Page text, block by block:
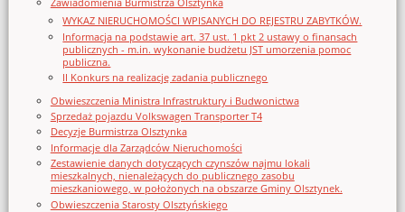
WYKAZ NIERUCHOMOŚCI WPISANYCH DO REJESTRU ZABYTKÓW.
Informacja na podstawie art. 37 ust. 1 pkt 2 ustawy o finansach
publicznych - m.in. wykonanie budżetu JST umorzenia pomoc
publiczna.
II Konkurs na realizację zadania publicznego
Obwieszczenia Ministra Infrastruktury i Budwonictwa
Sprzedaż pojazdu Volkswagen Transporter T4
Decyzje Burmistrza Olsztynka
Informacje dla Zarządców Nieruchomości
Zestawienie danych dotyczących czynszów najmu lokali
mieszkalnych, nienależących do publicznego zasobu
mieszkaniowego, w położonych na obszarze Gminy Olsztynek.
Obwieszczenia Starosty Olsztyńskiego